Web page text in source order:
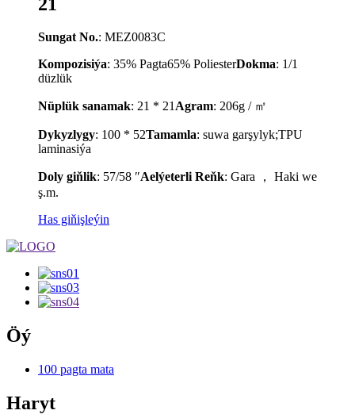
Sungat No.: MEZ0083C
Kompozisiýa: 35% Pagta65% PoliesterDokma: 1/1
düzlük
Nüplük sanamak: 21 * 21Agram: 206g / ㎡
Dykyzlygy: 100 * 52Tamamla: suwa garşylyk;TPU
laminasiýa
Doly giňlik: 57/58 ″Aelýeterli Reňk: Gara ， Haki we
ş.m.
Has giňişleýin
Öý
100 pagta mata
Haryt